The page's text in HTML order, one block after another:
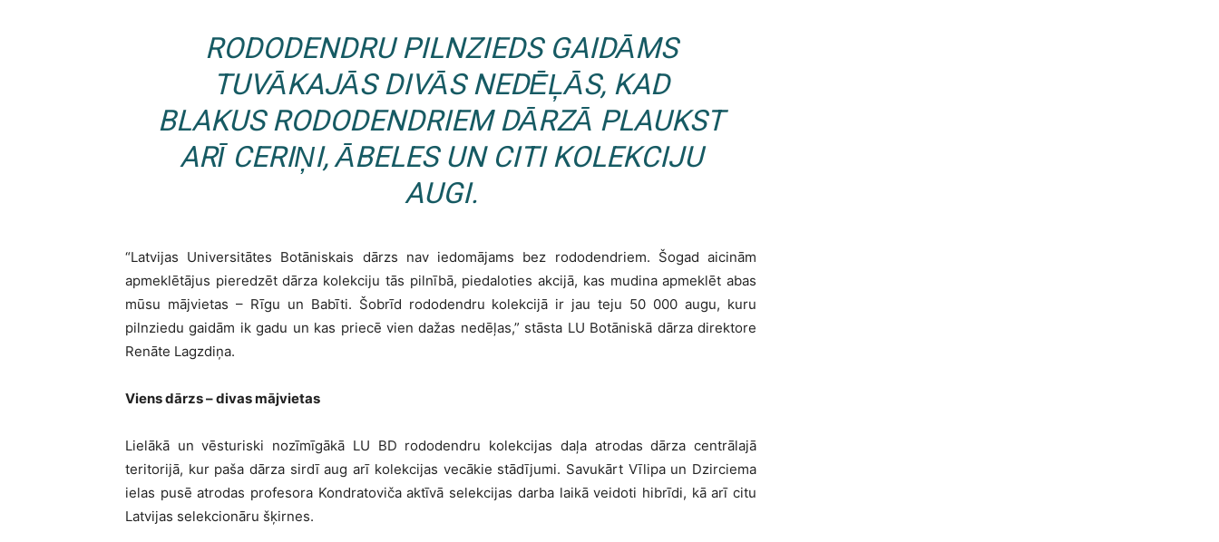
RODODENDRU PILNZIEDS GAIDĀMS
TUVĀKAJĀS DIVĀS NEDĒĻĀS, KAD
BLAKUS RODODENDRIEM DĀRZĀ PLAUKST
ARĪ CERIŅI, ĀBELES UN CITI KOLEKCIJU
AUGI.
“Latvijas Universitātes Botāniskais dārzs nav iedomājams bez rododendriem. Šogad aicinām
apmeklētājus pieredzēt dārza kolekciju tās pilnībā, piedaloties akcijā, kas mudina apmeklēt abas
mūsu mājvietas – Rīgu un Babīti. Šobrīd rododendru kolekcijā ir jau teju 50 000 augu, kuru
pilnziedu gaidām ik gadu un kas priecē vien dažas nedēļas,” stāsta LU Botāniskā dārza direktore
Renāte Lagzdiņa.
Viens dārzs – divas mājvietas
Lielākā un vēsturiski nozīmīgākā LU BD rododendru kolekcijas daļa atrodas dārza centrālajā
teritorijā, kur paša dārza sirdī aug arī kolekcijas vecākie stādījumi. Savukārt Vīlipa un Dzirciema
ielas pusē atrodas profesora Kondratoviča aktīvā selekcijas darba laikā veidoti hibrīdi, kā arī citu
Latvijas selekcionāru šķirnes.